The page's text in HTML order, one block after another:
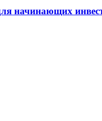
начинающих